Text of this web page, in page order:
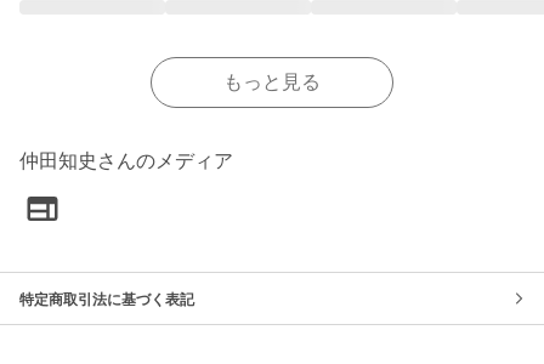
もっと見る
仲田知史さんのメディア
特定商取引法に基づく表記